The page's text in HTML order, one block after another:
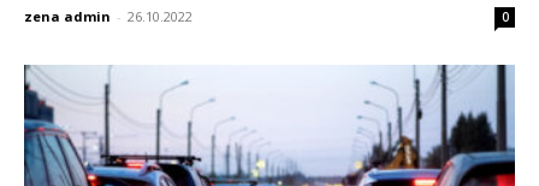
zena admin - 26.10.2022 0